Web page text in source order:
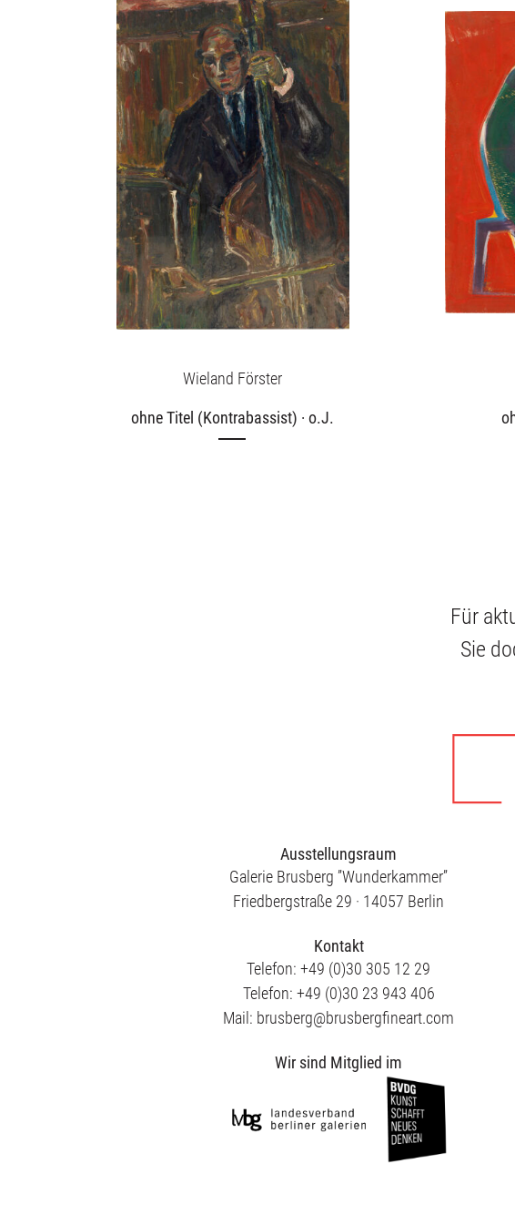
Wieland Förster
ohne Titel (Kontrabassist) · o.J.
Für
Sie
Ausstellungsraum
Galerie Brusberg ”Wunderkammer”
Friedbergstraße 29 · 14057 Berlin
Kontakt
Telefon: +49 (0)30 305 12 29
Telefon: +49 (0)30 23 943 406
Mail: brusberg@brusbergfineart.com
Wir sind Mitglied im